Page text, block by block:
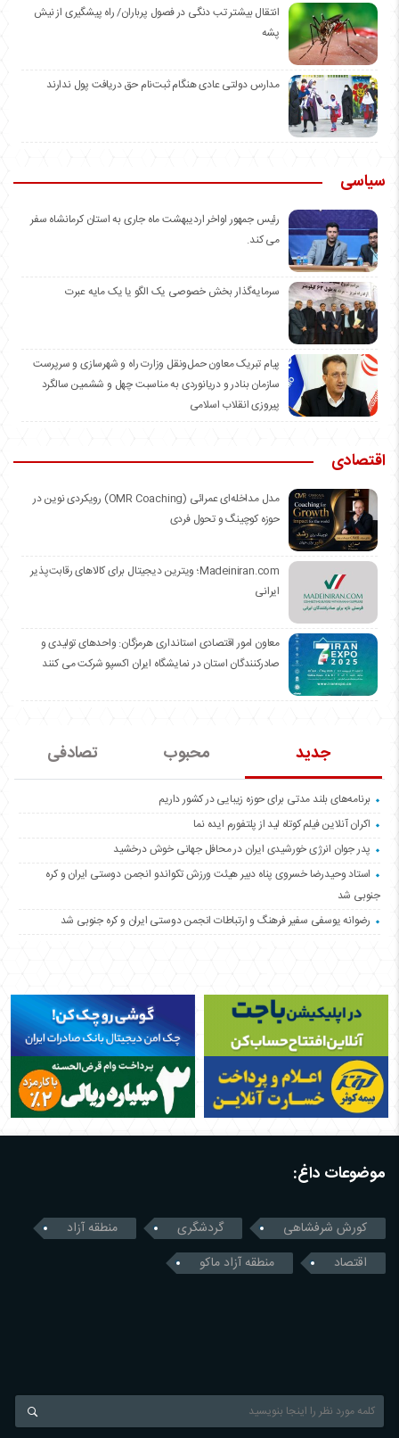
انتقال بیشتر تب دنگی در فصول پرباران/ راه پیشگیری از نیش
پشه
مدارس دولتی عادی هنگام ثبت‌نام حق دریافت پول ندارند
سیاسی
رئیس جمهور اواخر اردیبهشت ماه جاری به استان کرمانشاه سفر
می کند.
سرمایه‌گذار بخش خصوصی یک الگو یا یک مایه عبرت
️پیام تبریک معاون حمل‌ونقل وزارت راه و شهرسازی و سرپرست
سازمان بنادر و دریانوردی به مناسبت چهل و ششمین سالگرد
پیروزی انقلاب اسلامی
اقتصادی
مدل مداخله‌ای عمرائی (OMR Coaching) رویکردی نوین در
حوزه کوچینگ و تحول فردی
Madeiniran.com؛ ویترین دیجیتال برای کالاهای رقابت‌پذیر
ایرانی
معاون امور اقتصادی استانداری هرمزگان: واحدهای تولیدی و
صادرکنندگان استان در نمایشگاه ایران اکسپو شرکت می کنند
جدید محبوب تصادفی
برنامه‌های بلند مدتی برای حوزه زیبایی در کشور داریم
اکران آنلاین فیلم کوتاه لید از پلتفورم ایده نما
پدر جوان انرژی خورشیدی ایران در محافل جهانی خوش درخشید
استاد وحیدرضا خسروی پناه دبیر هیئت ورزش تکواندو انجمن دوستی ایران و کره
جنوبی شد
رضوانه یوسفی سفیر فرهنگ و ارتباطات انجمن دوستی ایران و کره جنوبی شد
موضوعات داغ:
کورش شرفشاهی گردشگری
منطقه آزاد
اقتصاد
منطقه آزاد ماکو